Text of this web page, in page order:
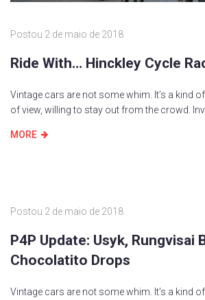
Postou 2 de maio de 2018
Ride With… Hinckley Cycle
Vintage cars are not some whim. It’s a kind
of view, willing to stay out from the crowd.
MORE
Postou 2 de maio de 2018
P4P Update: Usyk, Rungvisai
Chocolatito Drops
Vintage cars are not some whim. It’s a kind